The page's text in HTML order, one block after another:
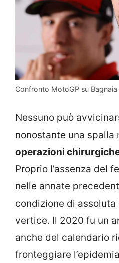
Confronto MotoGP su
Nessuno può
nonostante una spalla
operazioni
Proprio l’assenza del
nelle annate
condizione di
vertice. Il 2020 fu un
anche del calendario
fronteggiare